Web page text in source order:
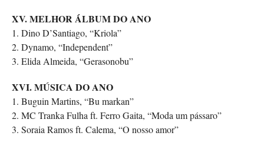
XV. MELHOR ÁLBUM DO ANO
1. Dino D’Santiago, “Kriola”
2. Dynamo, “Independent”
3. Elida Almeida, “Gerasonobu”
XVI. MÚSICA DO ANO
1. Buguin Martins, “Bu markan”
2. MC Tranka Fulha ft. Ferro Gaita, “Moda um pássaro”
3. Soraia Ramos ft. Calema, “O nosso amor”